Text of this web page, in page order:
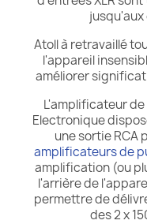
Atoll à retravaillé
l'appareil
améliorer
L'amplificateur de
Electronique
une sortie RCA
amplificateurs de
amplification (ou
l'arrière de
permettre de
des 2 x